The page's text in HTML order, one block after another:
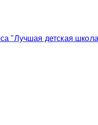
"Лучшая детская школа